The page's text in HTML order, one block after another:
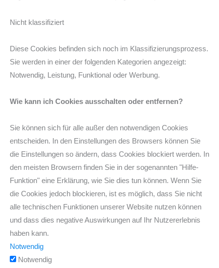
Nicht klassifiziert
Diese Cookies befinden sich noch im Klassifizierungsprozess.
Sie werden in einer der folgenden Kategorien angezeigt:
Notwendig, Leistung, Funktional oder Werbung.
Wie kann ich Cookies ausschalten oder entfernen?
Sie können sich für alle außer den notwendigen Cookies
entscheiden. In den Einstellungen des Browsers können Sie
die Einstellungen so ändern, dass Cookies blockiert werden. In
den meisten Browsern finden Sie in der sogenannten "Hilfe-
Funktion" eine Erklärung, wie Sie dies tun können. Wenn Sie
die Cookies jedoch blockieren, ist es möglich, dass Sie nicht
alle technischen Funktionen unserer Website nutzen können
und dass dies negative Auswirkungen auf Ihr Nutzererlebnis
haben kann.
Notwendig
Notwendig